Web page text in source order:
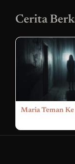
Cerita
Maria Teman Ke